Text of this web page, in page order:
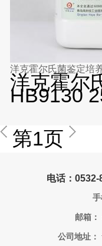
洋克霍尔
HB9130
第1页
电话：
手
邮箱：
公司地址：